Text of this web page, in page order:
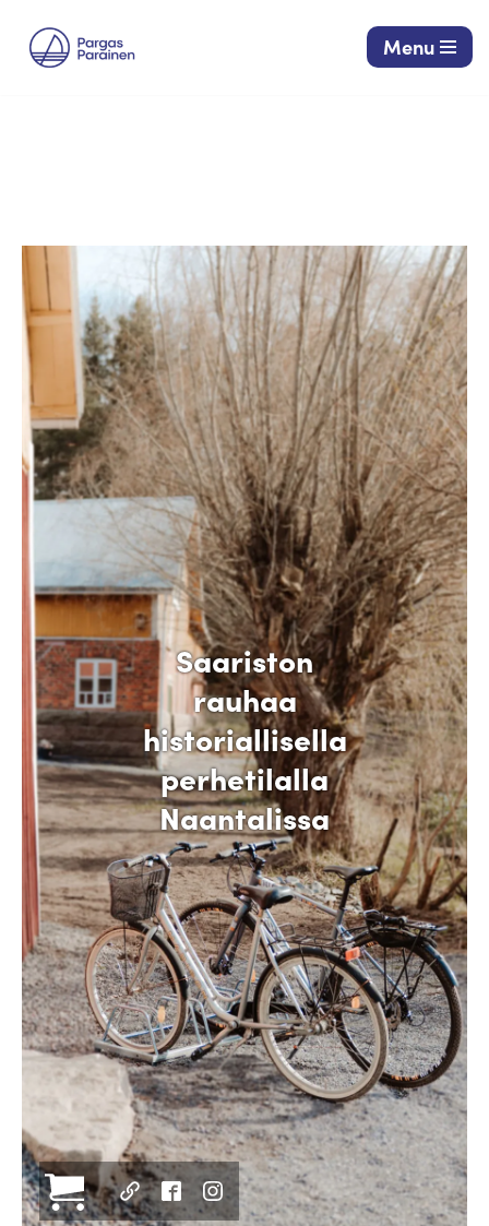
Siirry
Menu
Saariston
rauhaa
historiallisella
perhetilalla
Naantalissa